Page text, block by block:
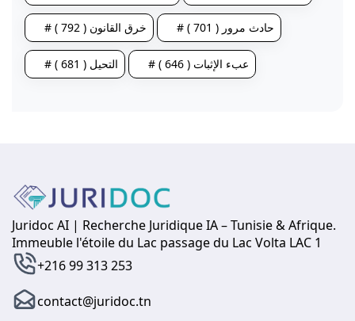
# خرق القانون ( 792 ) # حادث مرور ( 701 )
# التحيل ( 681 ) # عبء الإثبات ( 646 )
Juridoc AI | Recherche Juridique IA – Tunisie & Afrique.
Immeuble l'étoile du Lac passage du Lac Volta LAC 1
+216 99 313 253
contact@juridoc.tn